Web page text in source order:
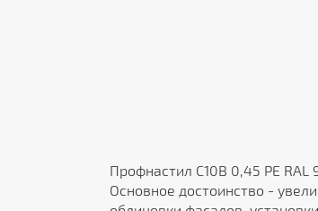
Профнастил С10В 0,45 PE
Основное достоинство -